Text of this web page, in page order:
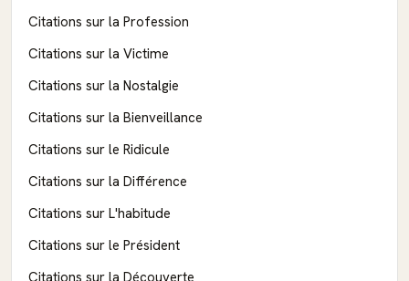
Citations sur la Profession
Citations sur la Victime
Citations sur la Nostalgie
Citations sur la Bienveillance
Citations sur le Ridicule
Citations sur la Différence
Citations sur L'habitude
Citations sur le Président
Citations sur la Découverte